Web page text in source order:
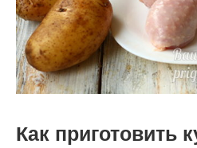
Как приготовить